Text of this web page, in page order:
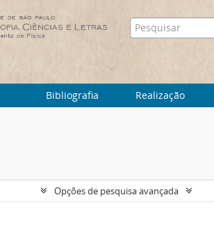
Bibliografia Realização
Opções de pesquisa avançada